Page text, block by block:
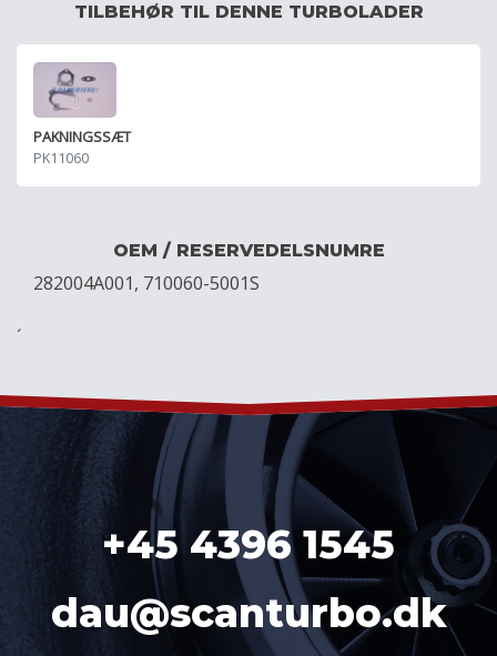
TILBEHØR TIL DENNE TURBOLADER
PAKNINGSSÆT
PK11060
OEM / RESERVEDELSNUMRE
282004A001, 710060-5001S
´
+45 4396 1545
dau@scanturbo.dk